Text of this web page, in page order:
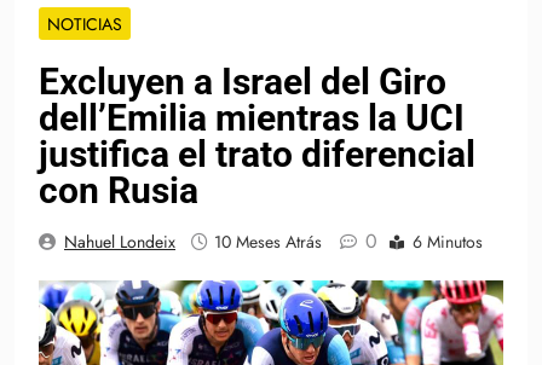
NOTICIAS
Excluyen a Israel del Giro
dell’Emilia mientras la UCI
justifica el trato diferencial
con Rusia
Nahuel Londeix 10 Meses Atrás 0 6 Minutos